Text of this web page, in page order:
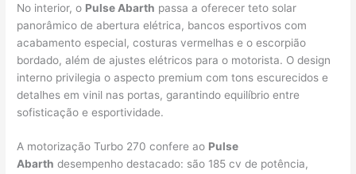
No interior, o Pulse Abarth passa a oferecer teto solar
panorâmico de abertura elétrica, bancos esportivos com
acabamento especial, costuras vermelhas e o escorpião
bordado, além de ajustes elétricos para o motorista. O design
interno privilegia o aspecto premium com tons escurecidos e
detalhes em vinil nas portas, garantindo equilíbrio entre
sofisticação e esportividade.
A motorização Turbo 270 confere ao Pulse
Abarth desempenho destacado: são 185 cv de potência,